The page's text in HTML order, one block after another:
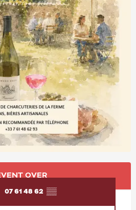
HOURS &
OVER
07 61 48 62 ▒▒